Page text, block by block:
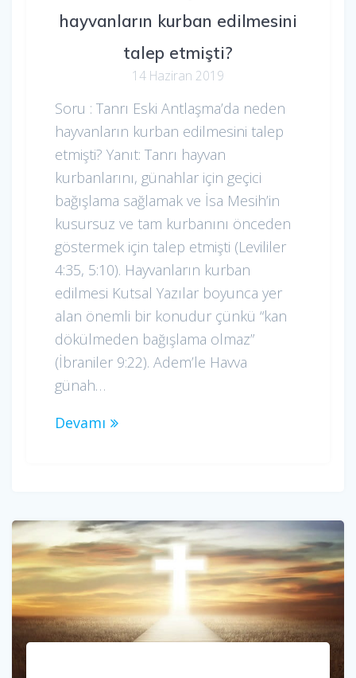
hayvanların kurban edilmesini
talep etmişti?
14 Haziran 2019
Soru : Tanrı Eski Antlaşma’da neden
hayvanların kurban edilmesini talep
etmişti? Yanıt: Tanrı hayvan
kurbanlarını, günahlar için geçici
bağışlama sağlamak ve İsa Mesih’in
kusursuz ve tam kurbanını önceden
göstermek için talep etmişti (Levililer
4:35, 5:10). Hayvanların kurban
edilmesi Kutsal Yazılar boyunca yer
alan önemli bir konudur çünkü “kan
dökülmeden bağışlama olmaz”
(İbraniler 9:22). Adem’le Havva
günah…
Devamı